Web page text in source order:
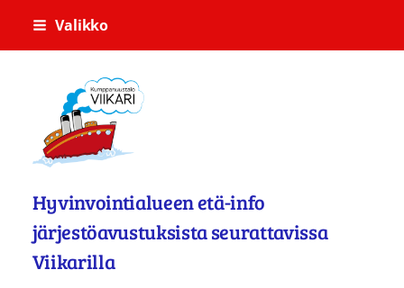
Siirry
Valikko
Kumppanuustalo Viikari
Hyvinvointialueen etä-info
järjestöavustuksista seurattavissa
Viikarilla